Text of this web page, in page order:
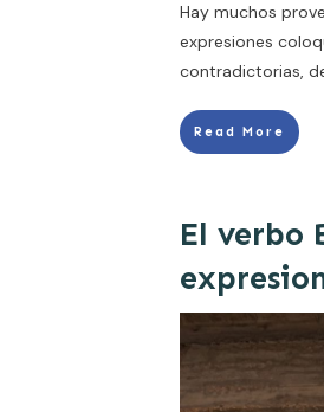
Hay muchos
expresiones
contradictorias,
Read More
El verbo